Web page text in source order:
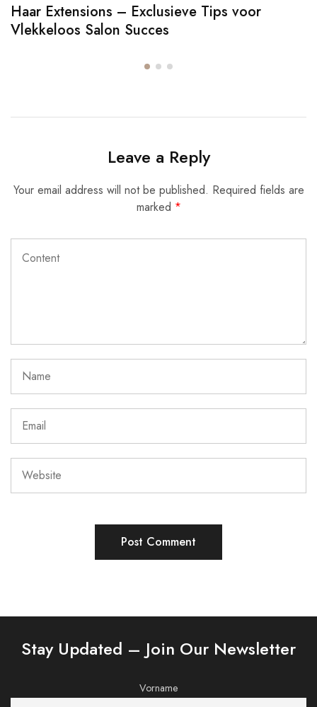
Haar Extensions – Exclusieve Tips voor
Vlekkeloos Salon Succes
Leave a Reply
Your email address will not be published. Required fields are
marked *
Stay Updated – Join Our Newsletter
Vorname